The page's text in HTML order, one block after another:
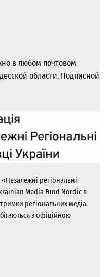
в любом почтовом
области. Подписной
регіональні
Media Fund Nordic в
регіональних медіа.
з офіційною